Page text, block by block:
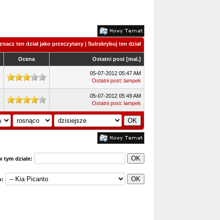
ten dział jako przeczytany| Subskrybuj ten dział
Ocena Ostatni post [mal.]
05-07-2012 05:47 AM
Ostatni post: lampek
05-07-2012 05:49 AM
Ostatni post: lampek
tym dziale: